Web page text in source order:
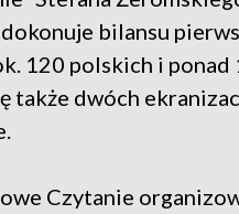
bilansu
120 polskich i
także dwóch
Czytanie